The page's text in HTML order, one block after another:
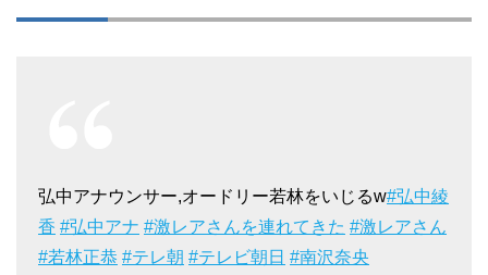
弘中アナウンサー,オードリー若林をいじるw#弘中綾
香 #弘中アナ #激レアさんを連れてきた #激レアさん
#若林正恭 #テレ朝 #テレビ朝日 #南沢奈央